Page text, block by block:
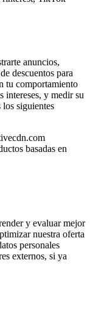
anuncios,
descuentos para
tu comportamiento
intereses, y medir su
siguientes
basadas en
y evaluar mejor
nuestra oferta
personales
externos, si ya